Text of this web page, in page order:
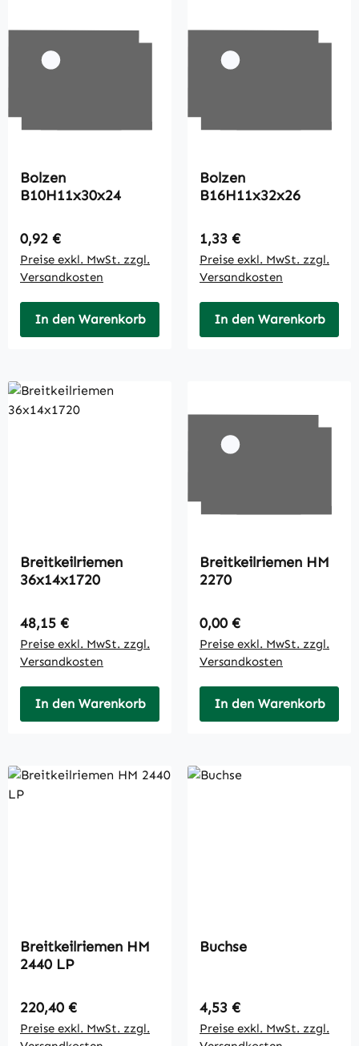
Bolzen
B10H11x30x24
Regulärer Preis:
0,92 €
Preise exkl. MwSt. zzgl.
Versandkosten
In den Warenkorb
Bolzen
B16H11x32x26
Regulärer Preis:
1,33 €
Preise exkl. MwSt. zzgl.
Versandkosten
In den Warenkorb
Breitkeilriemen
36x14x1720
Regulärer Preis:
48,15 €
Preise exkl. MwSt. zzgl.
Versandkosten
In den Warenkorb
Breitkeilriemen HM
2270
Regulärer Preis:
0,00 €
Preise exkl. MwSt. zzgl.
Versandkosten
In den Warenkorb
Breitkeilriemen HM
2440 LP
Regulärer Preis:
220,40 €
Preise exkl. MwSt. zzgl.
Buchse
Regulärer Preis:
4,53 €
Preise exkl. MwSt. zzgl.